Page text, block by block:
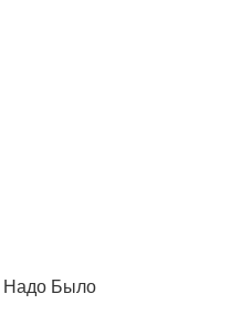
Надо Было